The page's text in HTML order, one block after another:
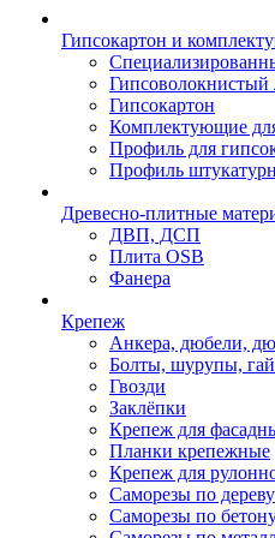
Гипсокартон и
Гипсоволокнистый
Гипсокартон
Комплектующие
Профиль для
Профиль
Древесно-плитные
ДВП, ДСП
Плита OSB
Фанера
Крепеж
Анкера, дюбели,
Болты, шурупы,
Гвозди
Заклёпки
Крепеж для
Планки крепежные
Крепеж для
Саморезы по дереву
Саморезы по